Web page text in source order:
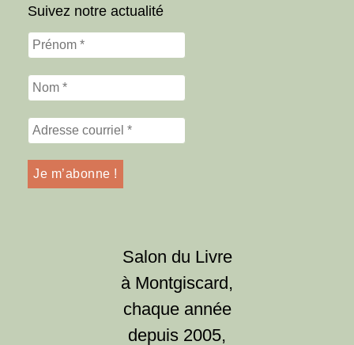
Suivez notre actualité
Salon du Livre
à Montgiscard,
chaque année
depuis 2005,